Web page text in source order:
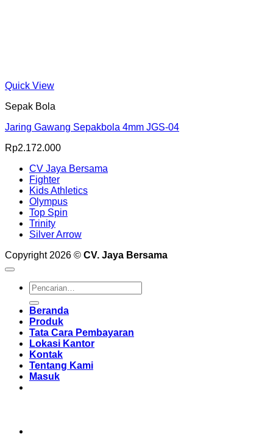
Quick View
Sepak Bola
Jaring Gawang Sepakbola 4mm JGS-04
Rp2.172.000
CV Jaya Bersama
Fighter
Kids Athletics
Olympus
Top Spin
Trinity
Silver Arrow
Copyright 2026 © CV. Jaya Bersama
Pencarian
untuk:
Beranda
Produk
Tata Cara Pembayaran
Lokasi Kantor
Kontak
Tentang Kami
Masuk